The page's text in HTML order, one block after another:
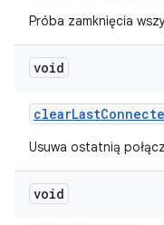
Próba zamknięcia
void
clearLast
Usuwa ostatnią
void